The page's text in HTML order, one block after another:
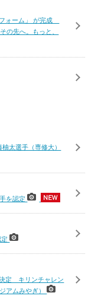
ォーム」 が完成
の先へ。もっと、
太選手（専修大）
を認定
定
定 キリンチャレン
アムみやぎ）